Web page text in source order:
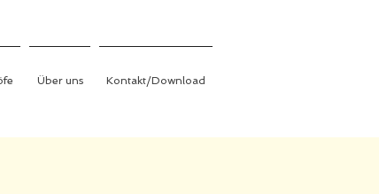
Über uns Kontakt/Download